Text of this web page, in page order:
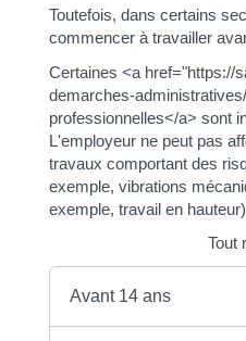
Toutefois, dans certains
commencer à travailler
Certaines <a href="https://
demarches-
professionnelles</a> sont
L'employeur ne peut pas
travaux comportant des
exemple, vibrations
exemple, travail en
Tout
Avant 14 ans